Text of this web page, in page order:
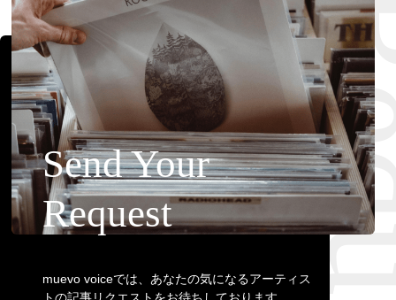
Send Your
Request
muevo voiceでは、あなたの気になるアーティス